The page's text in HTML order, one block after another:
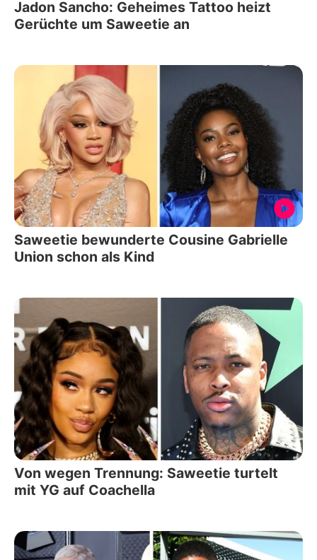
Jadon Sancho: Geheimes Tattoo heizt
Gerüchte um Saweetie an
Saweetie bewunderte Cousine Gabrielle
Union schon als Kind
Von wegen Trennung: Saweetie turtelt
mit YG auf Coachella